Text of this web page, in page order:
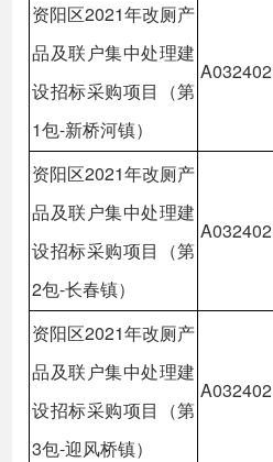
资阳区2021年改厕产
品及联户集中处理建
设招标采购项目（第
1包-新桥河镇）
A032402
资阳区2021年改厕产
品及联户集中处理建
设招标采购项目（第
2包-长春镇）
A032402
资阳区2021年改厕产
品及联户集中处理建
设招标采购项目（第
3包-迎风桥镇）
A032402